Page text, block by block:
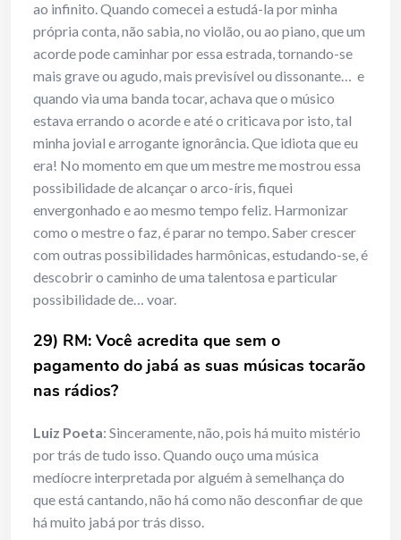
ao infinito. Quando comecei a estudá-la por minha
própria conta, não sabia, no violão, ou ao piano, que um
acorde pode caminhar por essa estrada, tornando-se
mais grave ou agudo, mais previsível ou dissonante… e
quando via uma banda tocar, achava que o músico
estava errando o acorde e até o criticava por isto, tal
minha jovial e arrogante ignorância. Que idiota que eu
era! No momento em que um mestre me mostrou essa
possibilidade de alcançar o arco-íris, fiquei
envergonhado e ao mesmo tempo feliz. Harmonizar
como o mestre o faz, é parar no tempo. Saber crescer
com outras possibilidades harmônicas, estudando-se, é
descobrir o caminho de uma talentosa e particular
possibilidade de… voar.
29) RM: Você acredita que sem o
pagamento do jabá as suas músicas tocarão
nas rádios?
Luiz Poeta: Sinceramente, não, pois há muito mistério
por trás de tudo isso. Quando ouço uma música
medíocre interpretada por alguém à semelhança do
que está cantando, não há como não desconfiar de que
há muito jabá por trás disso.